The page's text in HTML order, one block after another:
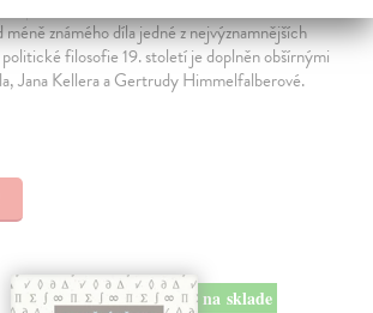
známého díla jedné z nejvýznamnějších
filosofie 19. století je doplněn obšírnými
Jana Kellera a Gertrudy Himmelfalberové.
na sklade